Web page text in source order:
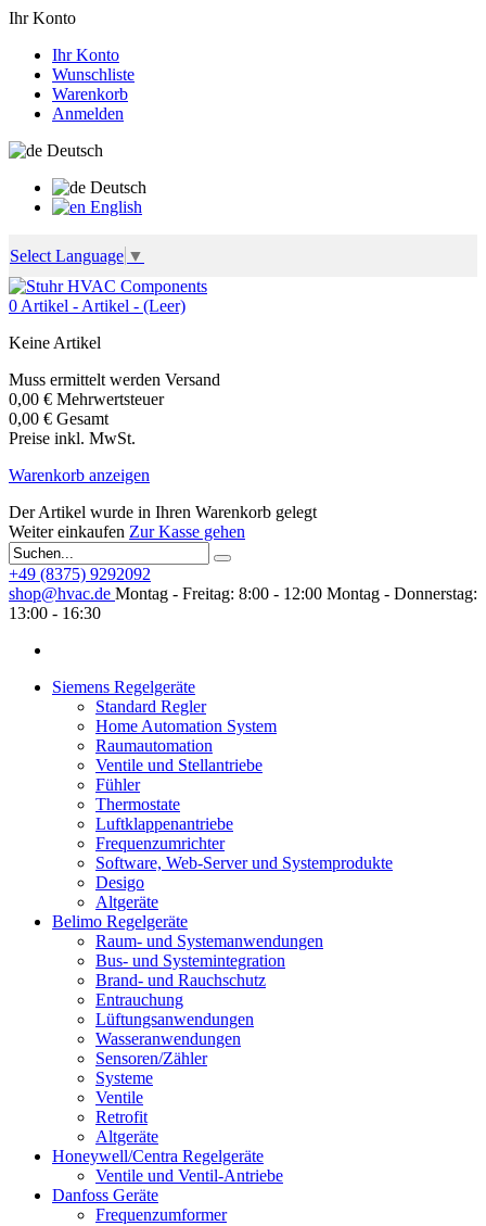
Ihr Konto
Ihr Konto
Wunschliste
Warenkorb
Anmelden
Deutsch
Deutsch
English
Select Language ▼
0 Artikel - Artikel - (Leer)
Keine Artikel
Muss ermittelt werden Versand
0,00 € Mehrwertsteuer
0,00 € Gesamt
Preise inkl. MwSt.
Warenkorb anzeigen
Der Artikel wurde in Ihren Warenkorb gelegt
Weiter einkaufen Zur Kasse gehen
+49 (8375) 9292092
shop@hvac.de Montag - Freitag: 8:00 - 12:00 Montag - Donnerstag:
13:00 - 16:30
Siemens Regelgeräte
Standard Regler
Home Automation System
Raumautomation
Ventile und Stellantriebe
Fühler
Thermostate
Luftklappenantriebe
Frequenzumrichter
Software, Web-Server und Systemprodukte
Desigo
Altgeräte
Belimo Regelgeräte
Raum- und Systemanwendungen
Bus- und Systemintegration
Brand- und Rauchschutz
Entrauchung
Lüftungsanwendungen
Wasseranwendungen
Sensoren/Zähler
Systeme
Ventile
Retrofit
Altgeräte
Honeywell/Centra Regelgeräte
Ventile und Ventil-Antriebe
Danfoss Geräte
Frequenzumformer